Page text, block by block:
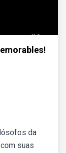
da
suas